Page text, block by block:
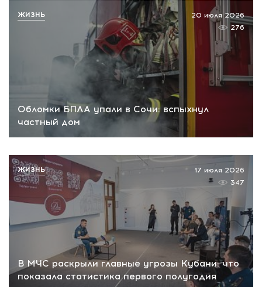
Обломки БПЛА упали в Сочи: вспыхнул
частный дом
20 июля 2026
276
ЖИЗНЬ
В МЧС раскрыли главные угрозы Кубани: что
показала статистика первого полугодия
17 июля 2026
347
ЖИЗНЬ